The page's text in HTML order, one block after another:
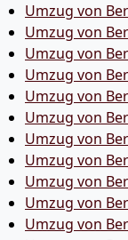
Umzug von
Umzug von
Umzug von
Umzug von
Umzug von
Umzug von
Umzug von
Umzug von
Umzug von
Umzug von
Umzug von